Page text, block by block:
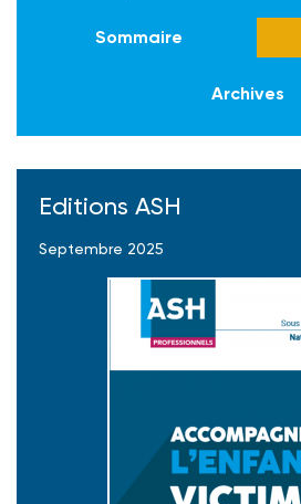
Sommaire
Archives
Editions ASH
Septembre 2025